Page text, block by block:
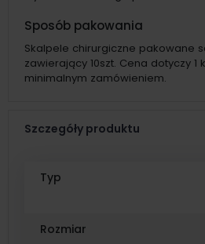
Sposób pakowania
Skalpele chirurgiczne pakowane
zawierający 10szt. Cena dotyczy 1
minimalnym zamówieniem.
Szczegóły produktu
Typ
Rozmiar